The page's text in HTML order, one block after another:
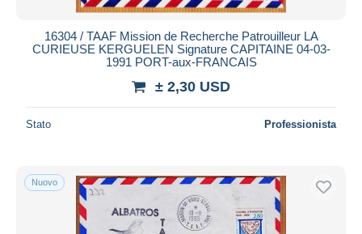
16304 / TAAF Mission de Recherche Patrouilleur LA
CURIEUSE KERGUELEN Signature CAPITAINE 04-03-
1991 PORT-aux-FRANCAIS
± 2,30 USD
Stato Professionista
Nuovo